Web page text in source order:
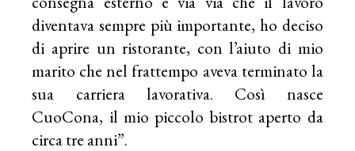
diventava sempre più importante, ho deciso
di aprire un ristorante, con l’aiuto di mio
marito che nel frattempo aveva terminato la
sua carriera lavorativa. Così nasce
CuoCona, il mio piccolo bistrot aperto da
circa tre anni”.